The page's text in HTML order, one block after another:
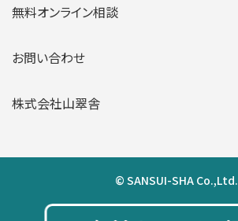
無料オンライン相談
お問い合わせ
株式会社山翠舎
© SANSUI-SHA Co.,Ltd.